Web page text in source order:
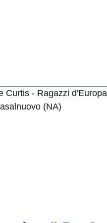
Curtis - Ragazzi
(NA)